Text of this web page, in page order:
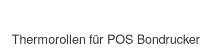
Thermorollen für POS Bondrucker